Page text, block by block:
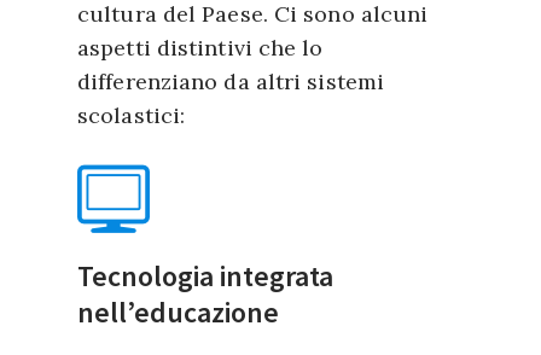
cultura del Paese. Ci sono alcuni
aspetti distintivi che lo
differenziano da altri sistemi
scolastici:
Tecnologia integrata
nell’educazione